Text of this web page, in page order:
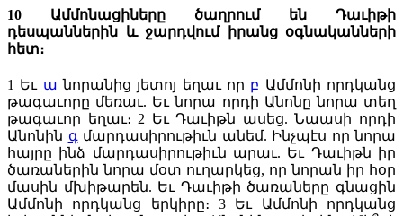
10 Ամմոնացիները ծաղրում են Դաւիթի
դեսպաններին և ջարդվում իրանց օգնականների
հետ։
1 Եւ ա նորանից յետոյ եղաւ որ բ Ամմոնի որդկանց
թագաւորը մեռաւ. Եւ նորա որդի Անոնը նորա տեղ
թագաւոր եղաւ։ 2 Եւ Դաւիթն ասեց. Նաասի որդի
Անոնին գ մարդասիրութիւն անեմ. Ինչպէս որ նորա
հայրը ինձ մարդասիրութիւն արաւ. Եւ Դաւիթն իր
ծառաներին նորա մօտ ուղարկեց, որ նորան իր հօր
մասին մխիթարեն. Եւ Դաւիթի ծառաները գնացին
Ամմոնի որդկանց երկիրը։ 3
Եւ Ամմոնի որդկանց